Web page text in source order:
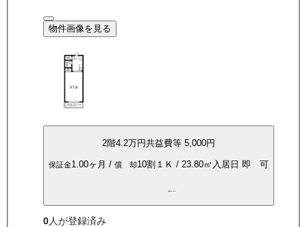
物件画像を見る
2階4.2万円共益費等 5,000円
保証金1.00ヶ月 / 償 却10割 １Ｋ / 23.80㎡ 入居日 即 可
都市ガス
0人が登録済み